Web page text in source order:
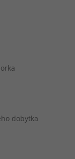
dobytka